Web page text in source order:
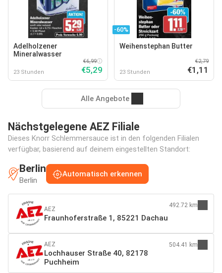
Adelholzener
Mineralwasser
23 Stunden
€6,99
€5,29
-60%
Weihenstephan Butter
23 Stunden
€2,79
€1,11
Alle Angebote
Nächstgelegene AEZ Filiale
Dieses Knorr Schlemmersauce ist in den folgenden Filialen
verfügbar, basierend auf deinem eingestellten Standort:
Berlin
Berlin
Automatisch erkennen
AEZ
Fraunhoferstraße 1, 85221 Dachau
492.72 km
AEZ
Lochhauser Straße 40, 82178
Puchheim
504.41 km